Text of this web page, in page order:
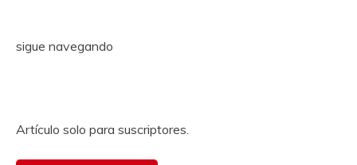
sigue navegando
Artículo solo para suscriptores.